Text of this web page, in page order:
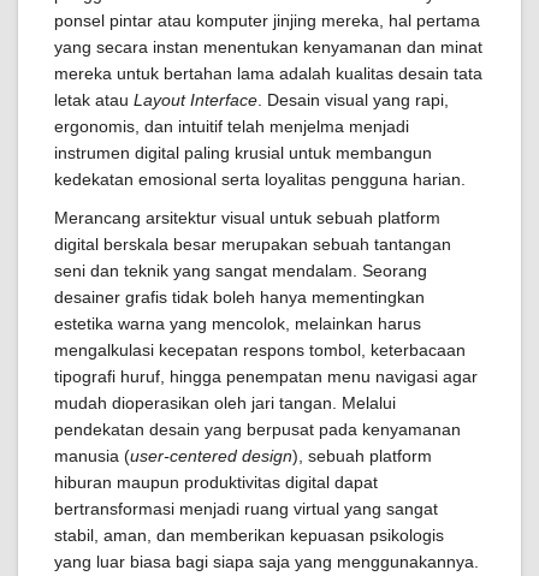
ponsel pintar atau komputer jinjing mereka, hal pertama
yang secara instan menentukan kenyamanan dan minat
mereka untuk bertahan lama adalah kualitas desain tata
letak atau Layout Interface . Desain visual yang rapi,
ergonomis, dan intuitif telah menjelma menjadi
instrumen digital paling krusial untuk membangun
kedekatan emosional serta loyalitas pengguna harian.
Merancang arsitektur visual untuk sebuah platform
digital berskala besar merupakan sebuah tantangan
seni dan teknik yang sangat mendalam. Seorang
desainer grafis tidak boleh hanya mementingkan
estetika warna yang mencolok, melainkan harus
mengalkulasi kecepatan respons tombol, keterbacaan
tipografi huruf, hingga penempatan menu navigasi agar
mudah dioperasikan oleh jari tangan. Melalui
pendekatan desain yang berpusat pada kenyamanan
manusia (user-centered design), sebuah platform
hiburan maupun produktivitas digital dapat
bertransformasi menjadi ruang virtual yang sangat
stabil, aman, dan memberikan kepuasan psikologis
yang luar biasa bagi siapa saja yang menggunakannya.